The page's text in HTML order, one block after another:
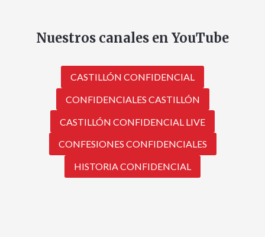
Nuestros canales en YouTube
CASTILLÓN CONFIDENCIAL
CONFIDENCIALES CASTILLÓN
CASTILLÓN CONFIDENCIAL LIVE
CONFESIONES CONFIDENCIALES
HISTORIA CONFIDENCIAL